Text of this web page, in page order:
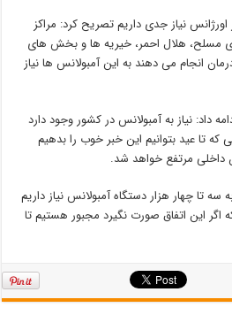
اورژانس نیاز جدی داریم تصریح کرد: مراکز
مسلح، هلال احمر، خیریه ها و بخش های
انجام می دهند به این آمبولانس ها نیاز
داد: نیاز به آمبولانس در کشور وجود دارد
تا عید بتوانیم این خبر خوب را بدهیم
داخلی مرتفع خواهد شد.
سه تا چهار هزار دستگاه آمبولانس نیاز داریم
این اتفاق صورت نگیرد مجبور هستیم تا